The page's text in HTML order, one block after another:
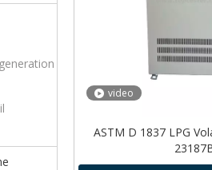
video
ASTM D 1837 LPG